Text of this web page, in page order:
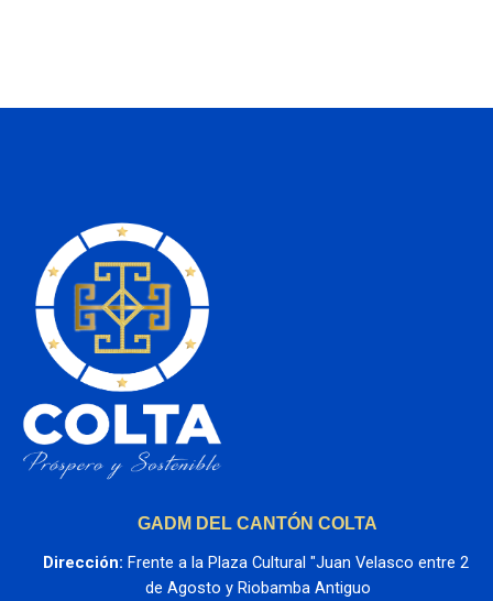
GADM DEL CANTÓN COLTA
Dirección: Frente a la Plaza Cultural "Juan Velasco entre 2
de Agosto y Riobamba Antiguo